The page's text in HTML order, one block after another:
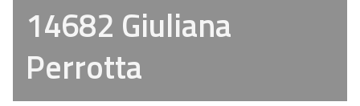
14682 Giuliana
Perrotta